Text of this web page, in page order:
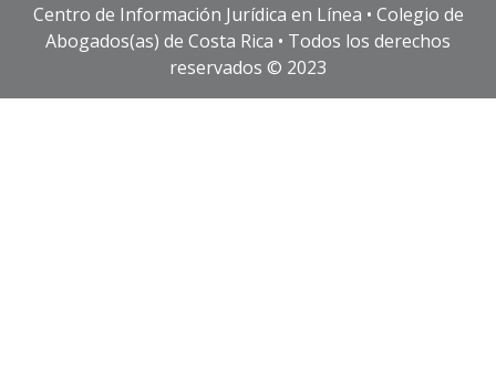
Centro de Información Jurídica en Línea • Colegio de
Abogados(as) de Costa Rica • Todos los derechos
reservados © 2023